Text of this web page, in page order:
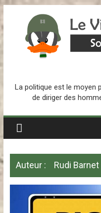
au
contenu
e
V
i
l
La politique est le moyen
de diriger des
Auteur : Rudi Barnet